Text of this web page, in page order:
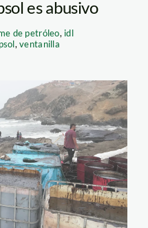
es abusivo
de petróleo, idl
,ventanilla